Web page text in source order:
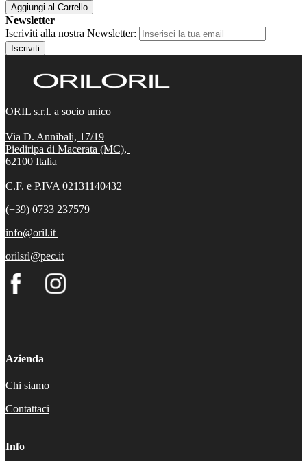
Aggiungi al Carrello
Newsletter
Iscriviti alla nostra Newsletter:
Iscriviti
ORIL s.r.l. a socio unico
Via D. Annibali, 17/19
Piediripa di Macerata (MC),
62100 Italia
C.F. e P.IVA 02131140432
(+39) 0733 237579
info@oril.it
orilsrl@pec.it
Azienda
Chi siamo
Contattaci
Info